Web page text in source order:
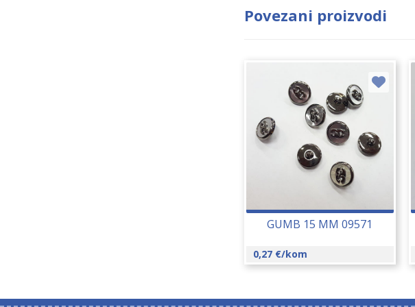
Povezani proizvodi
GUMB 15 MM 09571
0,27 €/kom